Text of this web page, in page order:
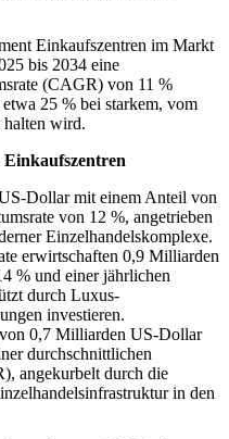
Einkaufszentren im Markt
bis 2034 eine
(CAGR) von 11 %
25 % bei starkem, vom
halten wird.
Dollar mit einem Anteil von
von 12 %, angetrieben
Einzelhandelskomplexe.
erwirtschaften 0,9 Milliarden
% und einer jährlichen
durch Luxus-
investieren.
0,7 Milliarden US-Dollar
durchschnittlichen
angekurbelt durch die
in den